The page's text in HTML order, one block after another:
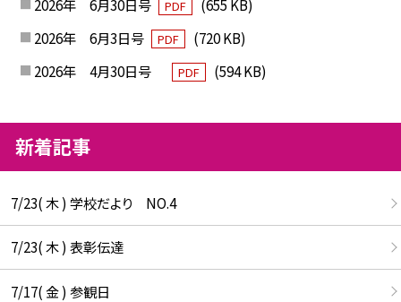
2026年 6月30日号 PDF
(655 KB)
2026年 6月3日号
PDF
(720 KB)
2026年 4月30日号
PDF (594 KB)
新着記事
7/23( 木 ) 学校だより NO.4
7/23( 木 ) 表彰伝達
7/17( 金 ) 参観日